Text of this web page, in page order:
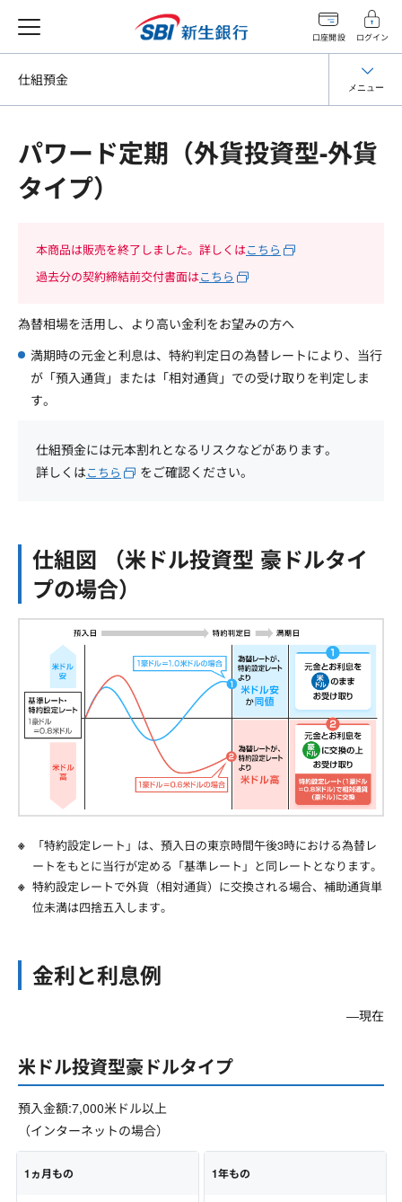
口座開設 ログイン
パワード定期（外貨投資型-外貨
タイプ）
本商品は販売を終了しました。詳しくはこちら
過去分の契約締結前交付書面はこちら
為替相場を活用し、より高い金利をお望みの方へ
満期時の元金と利息は、特約判定日の為替レートにより、当行
が「預入通貨」または「相対通貨」での受け取りを判定しま
す。
仕組預金には元本割れとなるリスクなどがあります。
詳しくはこちら をご確認ください。
仕組図 （米ドル投資型 豪ドルタイ
プの場合）
「特約設定レート」は、預入日の東京時間午後3時における為替レ
ートをもとに当行が定める「基準レート」と同レートとなります。
特約設定レートで外貨（相対通貨）に交換される場合、補助通貨単
位未満は四捨五入します。
金利と利息例
―現在
米ドル投資型豪ドルタイプ
預入金額:7,000米ドル以上
（インターネットの場合）
1ヵ月もの 1年もの
仕組預金 メニュー